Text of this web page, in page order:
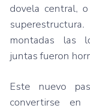
dovela central,
montadas las
juntas fueron
Este nuevo
convertirse